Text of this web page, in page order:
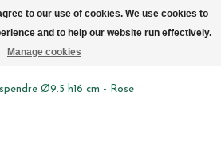
Ø9.5 h16 cm - Rose
to our use of cookies. We use cookies to
and to help our website run effectively.
Manage cookies